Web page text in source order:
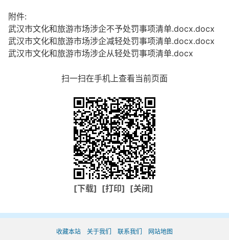
附件:
武汉市文化和旅游市场涉企不予处罚事项清单.docx.docx
武汉市文化和旅游市场涉企减轻处罚事项清单.docx.docx
武汉市文化和旅游市场涉企从轻处罚事项清单.docx
扫一扫在手机上查看当前页面
[下载] [打印] [关闭]
收藏本站 关于我们 联系我们 网站地图